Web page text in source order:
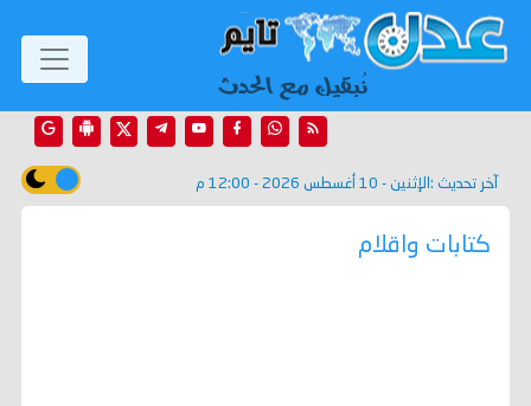
آخر تحديث : الإثنين - 10 أغسطس 2026 - 12:00 م
كتابات واقلام